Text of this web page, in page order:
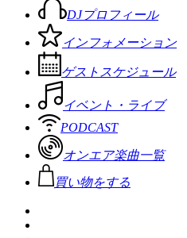
DJプロフィール
インフォメーション
ゲストスケジュール
イベント・ライブ
PODCAST
オンエア楽曲一覧
買い物をする